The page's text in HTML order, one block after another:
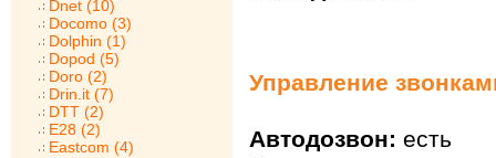
Dnet (10)
Docomo (3)
Dolphin (1)
Dopod (5)
Doro (2)
Drin.it (7)
DTT (2)
E28 (2)
Eastcom (4)
Управление
Автодозвон: есть